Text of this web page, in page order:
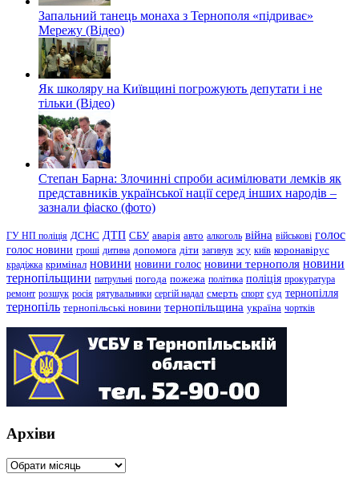
Запальний танець монаха з Тернополя «підриває»
Мережу (Відео)
Як школяру на Київщині погрожують депутати і не
тільки (Відео)
Степан Барна: Злочинні спроби асимілювати лемків як
представників української нації серед інших народів –
зазнали фіаско (фото)
ГУ НП поліція ДСНС ДТП СБУ аварія авто алкоголь війна військові голос
голос новини гроші дитина допомога діти загинув зсу київ коронавірус
крадіжка кримінал новини новини голос новини тернополя новини
тернопільщини патрульні погода пожежа політика поліція прокуратура
ремонт розшук росія рятувальники сергій надал смерть спорт суд тернопілля
тернопіль тернопільські новини тернопільщина україна чортків
Архіви
Архіви